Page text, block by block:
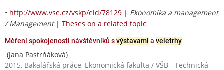
• http://www.vse.cz/vskp/eid/78129 | Ekonomika a management
/ Management| Theses on a related topic
Měření spokojenosti návštěvníků svýstavami a veletrhy
(Jana Pastrňáková)
2015, Bakalářská práce, Ekonomická fakulta / VŠB - Technická